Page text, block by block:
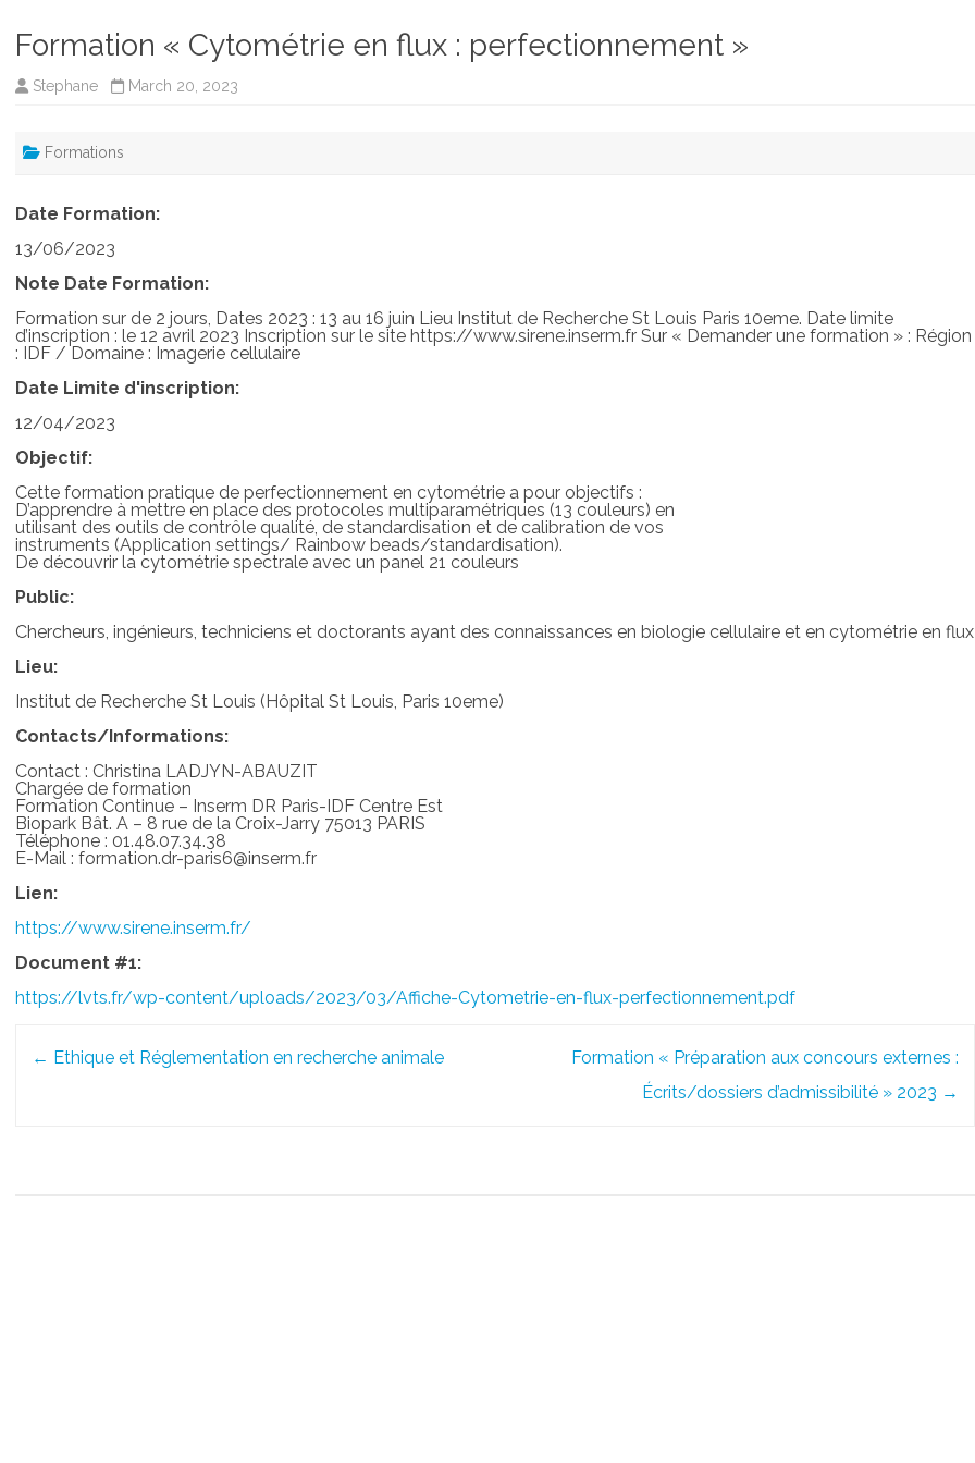
Formation « Cytométrie en flux : perfectionnement »
Stephane March 20, 2023
Formations
Date Formation:
13/06/2023
Note Date Formation:
Formation sur de 2 jours, Dates 2023 : 13 au 16 juin Lieu Institut de Recherche St Louis Paris 10eme. Date limite
d’inscription : le 12 avril 2023 Inscription sur le site https://www.sirene.inserm.fr Sur « Demander une formation » : Région
: IDF / Domaine : Imagerie cellulaire
Date Limite d'inscription:
12/04/2023
Objectif:
Cette formation pratique de perfectionnement en cytométrie a pour objectifs :
D’apprendre à mettre en place des protocoles multiparamétriques (13 couleurs) en
utilisant des outils de contrôle qualité, de standardisation et de calibration de vos
instruments (Application settings/ Rainbow beads/standardisation).
De découvrir la cytométrie spectrale avec un panel 21 couleurs
Public:
Chercheurs, ingénieurs, techniciens et doctorants ayant des connaissances en biologie cellulaire et en cytométrie en flux
Lieu:
Institut de Recherche St Louis (Hôpital St Louis, Paris 10eme)
Contacts/Informations:
Contact : Christina LADJYN-ABAUZIT
Chargée de formation
Formation Continue – Inserm DR Paris-IDF Centre Est
Biopark Bât. A – 8 rue de la Croix-Jarry 75013 PARIS
Téléphone : 01.48.07.34.38
E-Mail : formation.dr-paris6@inserm.fr
Lien:
https://www.sirene.inserm.fr/
Document #1:
https://lvts.fr/wp-content/uploads/2023/03/Affiche-Cytometrie-en-flux-perfectionnement.pdf
← Ethique et Réglementation en recherche animale
Formation « Préparation aux concours externes :
Écrits/dossiers d’admissibilité » 2023 →